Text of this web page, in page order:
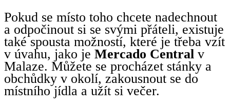
Pokud se místo toho chcete nadechnout
a odpočinout si se svými přáteli, existuje
také spousta možností, které je třeba vzít
v úvahu, jako je Mercado Central v
Malaze. Můžete se procházet stánky a
obchůdky v okolí, zakousnout se do
místního jídla a užít si večer.